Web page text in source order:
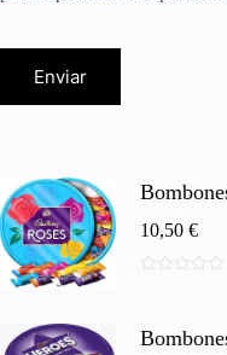
Enviar
10,50 €
5